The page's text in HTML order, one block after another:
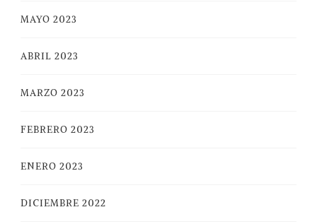
MAYO 2023
ABRIL 2023
MARZO 2023
FEBRERO 2023
ENERO 2023
DICIEMBRE 2022